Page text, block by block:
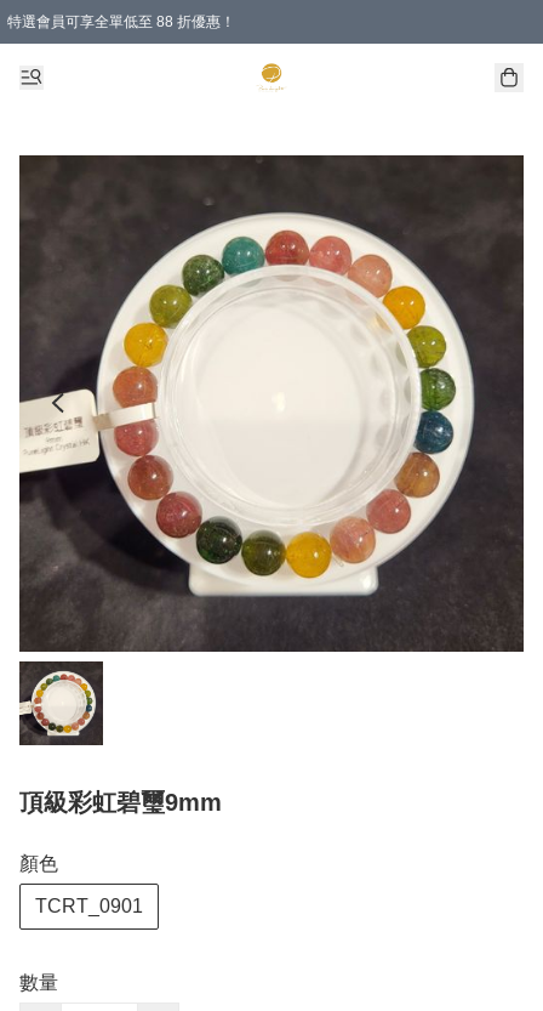
特選會員可享全單低至 88 折優惠！
頂級彩虹碧璽9mm
顏色
TCRT_0901
數量